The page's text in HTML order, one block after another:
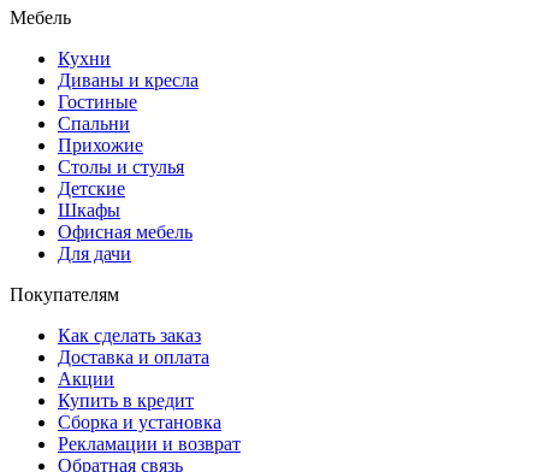
Мебель
Кухни
Диваны и кресла
Гостиные
Спальни
Прихожие
Столы и стулья
Детские
Шкафы
Офисная мебель
Для дачи
Покупателям
Как сделать заказ
Доставка и оплата
Акции
Купить в кредит
Сборка и установка
Рекламации и возврат
Обратная связь